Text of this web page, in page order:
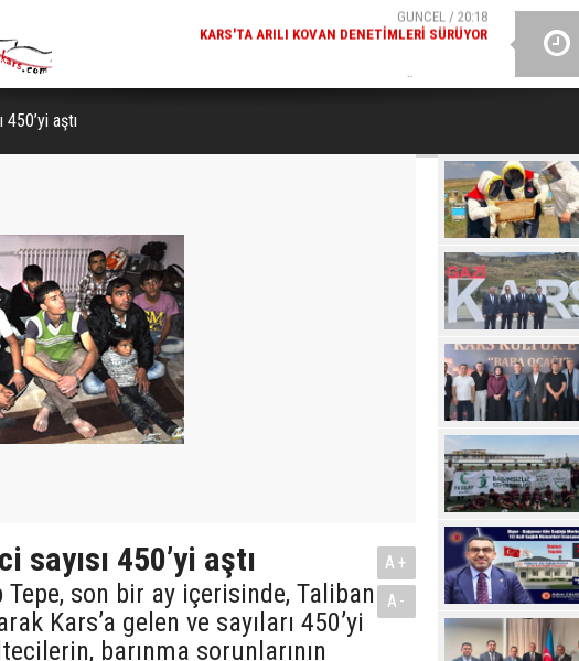
GÜNCEL / 20:17
ESENYURT
aştı
sayısı 450’yi aştı
Tepe, son bir ay içerisinde, Taliban
Kars’a gelen ve sayıları 450’yi
barınma sorunlarının
A+
A-